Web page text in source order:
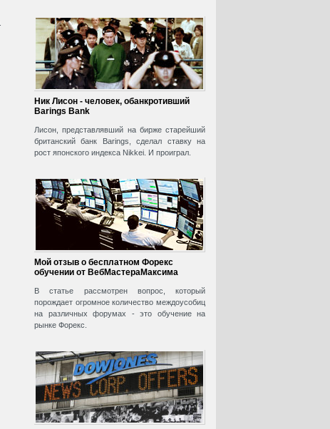
Ник Лисон - человек, обанкротивший
Barings Bank
Лисон, представлявший на бирже старейший
британский банк Barings, сделал ставку на
рост японского индекса Nikkei. И проиграл.
Мой отзыв о бесплатном Форекс
обучении от ВебМастераМаксима
В статье рассмотрен вопрос, который
порождает огромное количество междоусобиц
на различных форумах - это обучение на
рынке Форекс.